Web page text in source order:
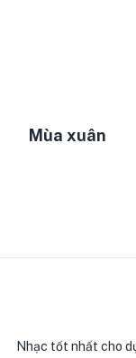
Mùa xuân
Nhạc tốt nhất cho